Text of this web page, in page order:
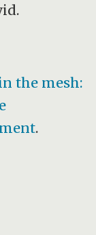
the mesh:
.